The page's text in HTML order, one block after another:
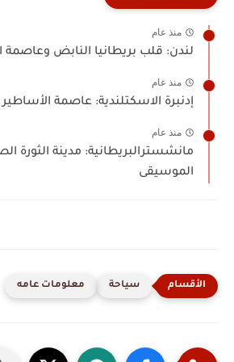
منذ عام
لندن: قلب بريطانيا النابض وعاصمة
منذ عام
إدنبرة الاسكتلندية: عاصمة الأساطير
منذ عام
مانشسترالبريطانية: مدينة الثورة
الموسيقى
سياحة معلومات عامه